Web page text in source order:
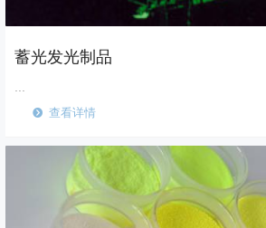
蓄光发光制品
뀹 查看详情